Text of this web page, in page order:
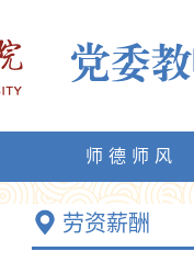
师德师风
劳资薪酬